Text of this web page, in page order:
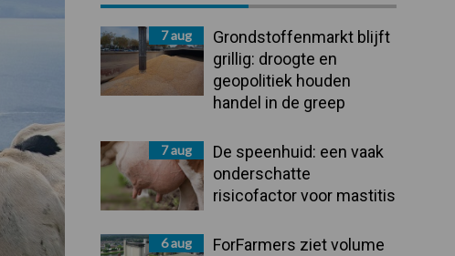
Sidebar7 aug
Grondstoffenmarkt blijft
grillig: droogte en
geopolitiek houden
handel in de greep
7 aug
De speenhuid: een vaak
onderschatte
risicofactor voor mastitis
6 aug
ForFarmers ziet volume